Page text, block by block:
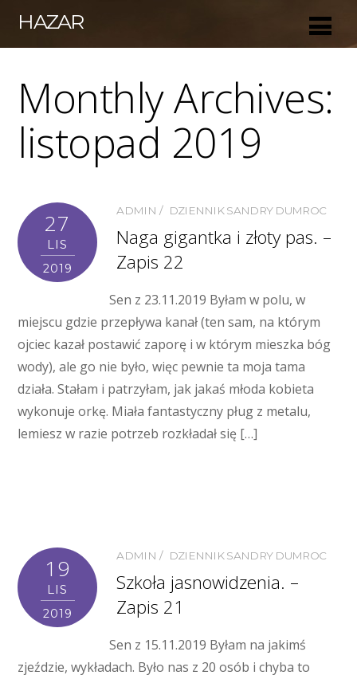
HAZAR
Monthly Archives:
listopad 2019
27
LIS
2019
ADMIN DZIENNIK SANDRY DUMROC
Naga gigantka i złoty pas. –
Zapis 22
Sen z 23.11.2019 Byłam w polu, w
miejscu gdzie przepływa kanał (ten sam, na którym
ojciec kazał postawić zaporę i w którym mieszka bóg
wody), ale go nie było, więc pewnie ta moja tama
działa. Stałam i patrzyłam, jak jakaś młoda kobieta
wykonuje orkę. Miała fantastyczny pług z metalu,
lemiesz w razie potrzeb rozkładał się […]
19
LIS
2019
ADMIN DZIENNIK SANDRY DUMROC
Szkoła jasnowidzenia. –
Zapis 21
Sen z 15.11.2019 Byłam na jakimś
zjeździe, wykładach. Było nas z 20 osób i chyba to